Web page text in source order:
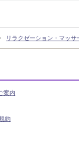
リラクゼーション・マッ
案内
約